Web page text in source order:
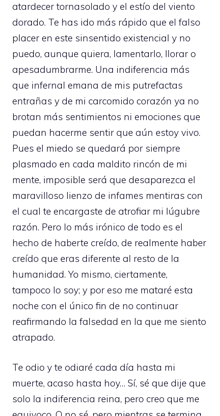
atardecer tornasolado y el estío del viento
dorado. Te has ido más rápido que el falso
placer en este sinsentido existencial y no
puedo, aunque quiera, lamentarlo, llorar o
apesadumbrarme. Una indiferencia más
que infernal emana de mis putrefactas
entrañas y de mi carcomido corazón ya no
brotan más sentimientos ni emociones que
puedan hacerme sentir que aún estoy vivo.
Pues el miedo se quedará por siempre
plasmado en cada maldito rincón de mi
mente, imposible será que desaparezca el
maravilloso lienzo de infames mentiras con
el cual te encargaste de atrofiar mi lúgubre
razón. Pero lo más irónico de todo es el
hecho de haberte creído, de realmente haber
creído que eras diferente al resto de la
humanidad. Yo mismo, ciertamente,
tampoco lo soy; y por eso me mataré esta
noche con el único fin de no continuar
reafirmando la falsedad en la que me siento
atrapado.
Te odio y te odiaré cada día hasta mi
muerte, acaso hasta hoy… Sí, sé que dije que
solo la indiferencia reina, pero creo que me